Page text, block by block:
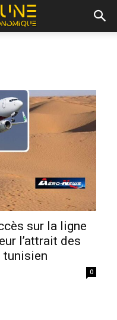
sur la ligne
l’attrait des
tunisien
0